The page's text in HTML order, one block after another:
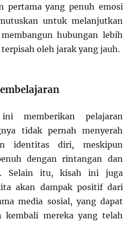
pertama yang penuh emosi
untuk melanjutkan
hubungan lebih
oleh jarak yang jauh.
memberikan pelajaran
tidak pernah menyerah
identitas diri, meskipun
dengan rintangan dan
Selain itu, kisah ini juga
akan dampak positif dari
media sosial, yang dapat
kembali mereka yang telah